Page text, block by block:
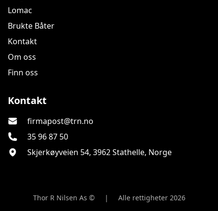
Lomac
Brukte Båter
Kontakt
Om oss
Finn oss
Kontakt
firmapost@trn.no
35 96 87 50
Skjerkøyveien 54, 3962 Stathelle, Norge
Thor R Nilsen As © | Alle rettigheter 2026